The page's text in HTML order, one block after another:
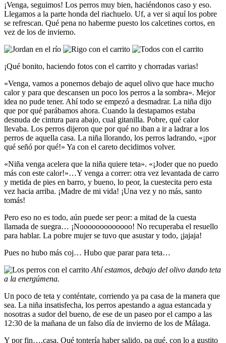
¡Venga, seguimos! Los perros muy bien, haciéndonos caso y eso.
Llegamos a la parte honda del riachuelo. Uf, a ver si aquí los pobre
se refrescan. Qué pena no haberme puesto los calcetines cortos, en
vez de los de invierno.
¡Qué bonito, haciendo fotos con el carrito y chorradas varias!
«Venga, vamos a ponernos debajo de aquel olivo que hace mucho
calor y para que descansen un poco los perros a la sombra». Mejor
idea no pude tener. Ahí todo se empezó a desmadrar. La niña dijo
que por qué parábamos ahora. Cuando la destapamos estaba
desnuda de cintura para abajo, cual gitanilla. Pobre, qué calor
llevaba. Los perros dijeron que por qué no iban a ir a ladrar a los
perros de aquella casa. La niña llorando, los perros ladrando, «¡por
qué señó por qué!» Ya con el careto decidimos volver.
«Niña venga acelera que la niña quiere teta». «¡Joder que no puedo
más con este calor!»…Y venga a correr: otra vez levantada de carro
y metida de pies en barro, y bueno, lo peor, la cuestecita pero esta
vez hacia arriba. ¡Madre de mi vida! ¡Una vez y no más, santo
tomás!
Pero eso no es todo, aún puede ser peor: a mitad de la cuesta
llamada de suegra… ¡Nooooooooooooo! No recuperaba el resuello
para hablar. La pobre mujer se tuvo que asustar y todo, ¡jajaja!
Pues no hubo más coj… Hubo que parar para teta…
Ahí estamos, debajo del olivo dando teta
a la energúmena.
Un poco de teta y conténtate, corriendo ya pa casa de la manera que
sea. La niña insatisfecha, los perros apestando a agua estancada y
nosotras a sudor del bueno, de ese de un paseo por el campo a las
12:30 de la mañana de un falso día de invierno de los de Málaga.
Y por fin….casa. Qué tontería haber salido, pa qué, con lo a gustito